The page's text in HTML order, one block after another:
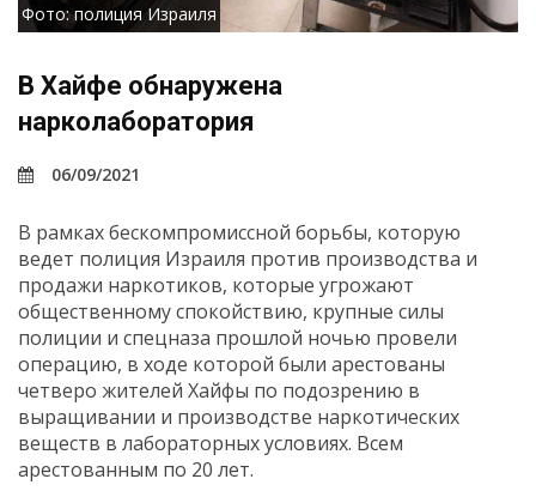
Фото: полиция Израиля
В Хайфе обнаружена
нарколаборатория
06/09/2021
В рамках бескомпромиссной борьбы, которую
ведет полиция Израиля против производства и
продажи наркотиков, которые угрожают
общественному спокойствию, крупные силы
полиции и спецназа прошлой ночью провели
операцию, в ходе которой были арестованы
четверо жителей Хайфы по подозрению в
выращивании и производстве наркотических
веществ в лабораторных условиях. Всем
арестованным по 20 лет.